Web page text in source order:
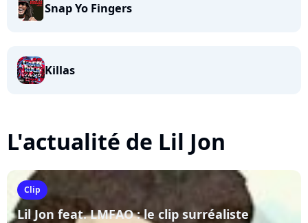
Snap Yo Fingers
Killas
L'actualité de Lil Jon
Clip
Lil Jon feat. LMFAO : le clip surréaliste